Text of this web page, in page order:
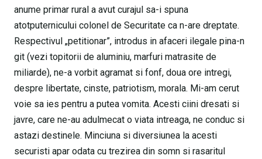
anume primar rural a avut curajul sa-i spuna
atotputernicului colonel de Securitate ca n-are dreptate.
Respectivul „petitionar”, introdus in afaceri ilegale pina-n
git (vezi topitorii de aluminiu, marfuri matrasite de
miliarde), ne-a vorbit agramat si fonf, doua ore intregi,
despre libertate, cinste, patriotism, morala. Mi-am cerut
voie sa ies pentru a putea vomita. Acesti ciini dresati si
javre, care ne-au adulmecat o viata intreaga, ne conduc si
astazi destinele. Minciuna si diversiunea la acesti
securisti apar odata cu trezirea din somn si rasaritul